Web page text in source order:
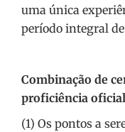
uma única
período integral
Combinação de
proficiência
(1) Os pontos a